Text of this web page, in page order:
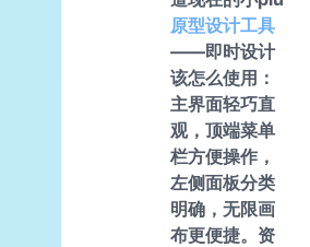
原型设计工具
——即时设计
该怎么使用：
主界面轻巧直
观，顶端菜单
栏方便操作，
左侧面板分类
明确，无限画
布更便捷。资